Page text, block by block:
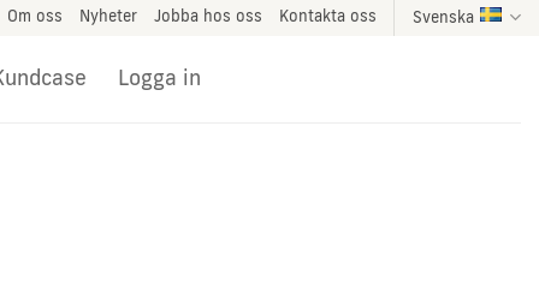
Om oss Nyheter Jobba hos oss Kontakta oss Svenska
Logga in